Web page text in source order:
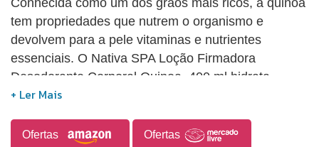
tem propriedades que nutrem o organismo e
devolvem para a pele vitaminas e nutrientes
essenciais. O Nativa SPA Loção Firmadora
Desodorante Corporal Quinoa, 400 ml hidrata,
desodoriza e nutre a pele profundamente. Contém
Ofertas Ofertas